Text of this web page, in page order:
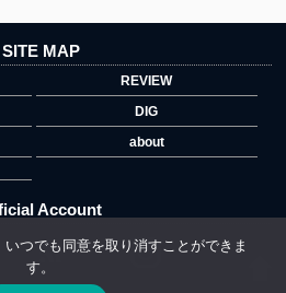
SITE MAP
REVIEW
DIG
about
Account
つでも同意を取り消すことができま
す。